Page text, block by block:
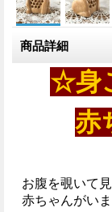
商品詳細
☆身
赤
お腹を覗いて
赤ちゃんがい